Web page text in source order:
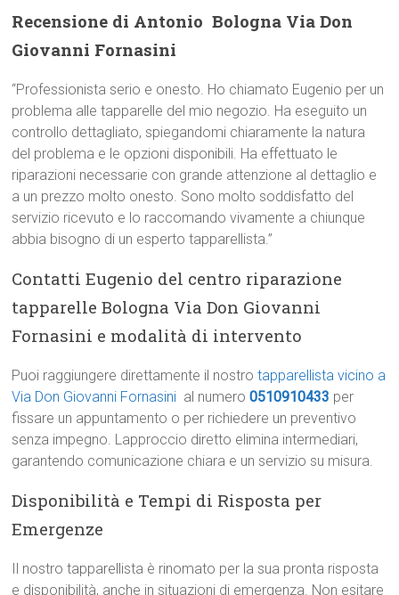
Recensione di Antonio  Bologna Via Don
Giovanni Fornasini
“Professionista serio e onesto. Ho chiamato Eugenio per un
problema alle tapparelle del mio negozio. Ha eseguito un
controllo dettagliato, spiegandomi chiaramente la natura
del problema e le opzioni disponibili. Ha effettuato le
riparazioni necessarie con grande attenzione al dettaglio e
a un prezzo molto onesto. Sono molto soddisfatto del
servizio ricevuto e lo raccomando vivamente a chiunque
abbia bisogno di un esperto tapparellista.”
Contatti Eugenio del centro riparazione
tapparelle Bologna Via Don Giovanni
Fornasini e modalità di intervento
Puoi raggiungere direttamente il nostrotapparellista vicino a
Via Don Giovanni Fornasini al numero0510910433 per
fissare un appuntamento o per richiedere un preventivo
senza impegno. Lapproccio diretto elimina intermediari,
garantendo comunicazione chiara e un servizio su misura.
Disponibilità e Tempi di Risposta per
Emergenze
Il nostro tapparellista è rinomato per la sua pronta risposta
e disponibilità, anche in situazioni di emergenza. Non esitare